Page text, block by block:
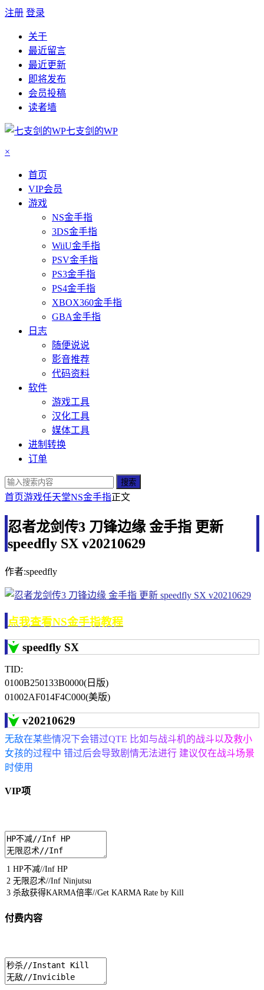
注册 登录
关于
最近留言
最近更新
即将发布
会员投稿
读者墙
七支剑的WP
×
首页
VIP会员
游戏
NS金手指
3DS金手指
WiiU金手指
PSV金手指
PS3金手指
PS4金手指
XBOX360金手指
GBA金手指
日志
随便说说
影音推荐
代码资料
软件
游戏工具
汉化工具
媒体工具
进制转换
订单
搜索
首页游戏任天堂NS金手指正文
忍者龙剑传3 刀锋边缘 金手指 更新
speedfly SX v20210629
作者:speedfly
点我查看NS金手指教程
speedfly SX
TID:
0100B250133B0000(日版)
01002AF014F4C000(美版)
v20210629
无敌在某些情况下会错过QTE 比如与战斗机的战斗以及救小
女孩的过程中 错过后会导致剧情无法进行 建议仅在战斗场景
时使用
VIP项
1
2
3
HP不减//Inf HP
无限忍术//Inf Ninjutsu
杀敌获得KARMA倍率//Get KARMA Rate by Kill
付费内容